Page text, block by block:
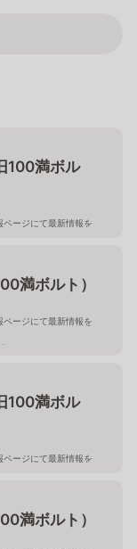
100満ボル
ージにて最新情報を
満ボルト）
ージにて最新情報を
100満ボル
ージにて最新情報を
満ボルト）